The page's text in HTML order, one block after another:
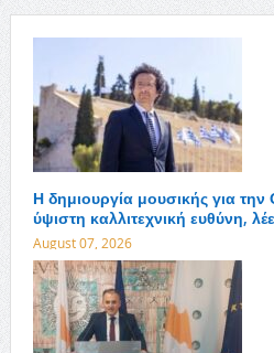
Η δημιουργία μουσικής για
ύψιστη καλλιτεχνική ευθύνη,
August 07, 2026